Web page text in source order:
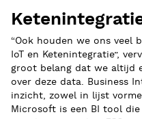
“Ook houden we ons veel
IoT en Ketenintegratie”,
groot belang dat we altijd
over deze data. Business
inzicht, zowel in lijst
Microsoft is een BI tool